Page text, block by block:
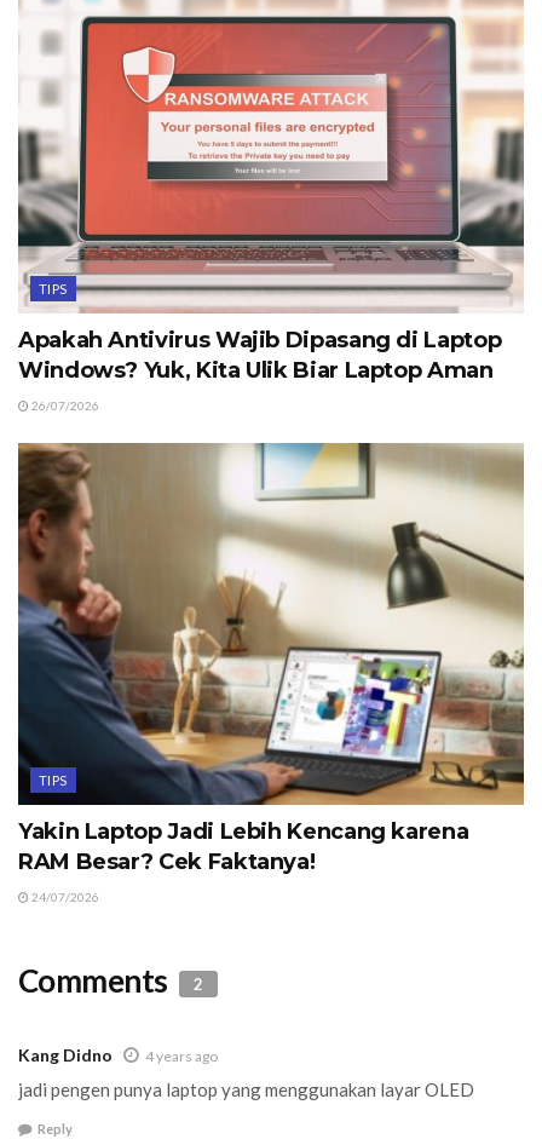
TIPS
Apakah Antivirus Wajib Dipasang di Laptop
Windows? Yuk, Kita Ulik Biar Laptop Aman
26/07/2026
TIPS
Yakin Laptop Jadi Lebih Kencang karena
RAM Besar? Cek Faktanya!
24/07/2026
Comments 2
Kang Didno 4 years ago
jadi pengen punya laptop yang menggunakan layar OLED
Reply